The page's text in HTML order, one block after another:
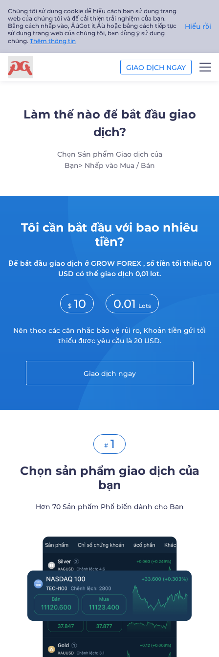
Chúng tôi sử dụng cookie để hiểu cách bạn sử dụng trang
web của chúng tôi và để cải thiện trải nghiệm của bạn.
Bằng cách nhấp vào‚ ÄúGot it‚Äù hoặc bằng cách tiếp tục
sử dụng trang web của chúng tôi, bạn đồng ý sử dụng
chúng. Thêm thông tin
Hiểu rồi
GIAO DỊCH NGAY
NỀN TẢNG
Công ty
Trader
Làm thế nào để bắt đầu giao
dịch?
Chọn Sản phẩm Giao dịch của
Bạn> Nhấp vào Mua / Bán
Tôi cần bắt đầu với bao nhiêu
tiền?
Để bắt đầu giao dịch ở GROW FOREX , số tiền tối thiểu 10
USD có thể giao dịch 0,01 lot.
$ 10 0.01 Lots
Nên theo các cân nhắc bảo vệ rủi ro, Khoản tiền gửi tối
thiểu được yêu cầu là 20 USD.
Giao dịch ngay
# 1
Chọn sản phẩm giao dịch của
bạn
Hơn 70 Sản phẩm Phổ biến dành cho Bạn